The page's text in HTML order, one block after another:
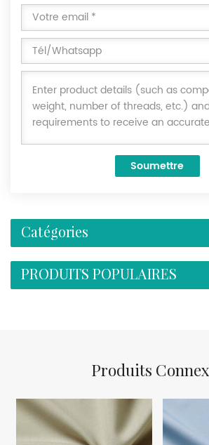
Soumettre
Catégories
PRODUITS POPULAIRES
Produits